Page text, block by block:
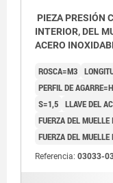
PIEZA PRESIÓN
INTERIOR, DEL
ACERO
ROSCA=M3
PERFIL DE
S=1,5 LLAVE DEL
FUERZA DEL
FUERZA DEL
Referencia: 03033-